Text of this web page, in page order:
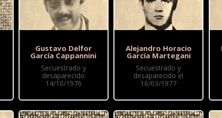
Gustavo Delfor
García Cappannini
Secuestrado y
desaparecido
14/10/1976
Alejandro Horacio
García Martegani
Secuestrado y
desaparecido el
16/03/1977